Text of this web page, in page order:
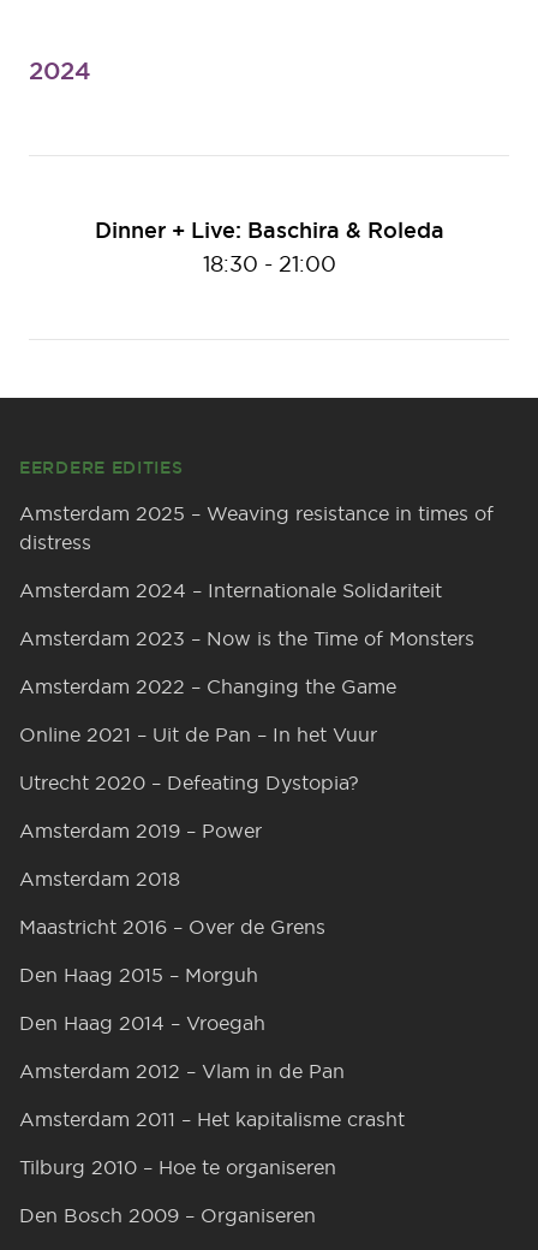
2024
Dinner + Live: Baschira & Roleda
18:30 - 21:00
EERDERE EDITIES
Amsterdam 2025 – Weaving resistance in times of
distress
Amsterdam 2024 – Internationale Solidariteit
Amsterdam 2023 – Now is the Time of Monsters
Amsterdam 2022 – Changing the Game
Online 2021 – Uit de Pan – In het Vuur
Utrecht 2020 – Defeating Dystopia?
Amsterdam 2019 – Power
Amsterdam 2018
Maastricht 2016 – Over de Grens
Den Haag 2015 – Morguh
Den Haag 2014 – Vroegah
Amsterdam 2012 – Vlam in de Pan
Amsterdam 2011 – Het kapitalisme crasht
Tilburg 2010 – Hoe te organiseren
Den Bosch 2009 – Organiseren